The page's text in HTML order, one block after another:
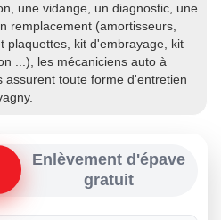
une vidange, un diagnostic, une
remplacement (amortisseurs,
plaquettes, kit d'embrayage, kit
...), les mécaniciens auto à
assurent toute forme d'entretien
Enlèvement d'épave
gratuit